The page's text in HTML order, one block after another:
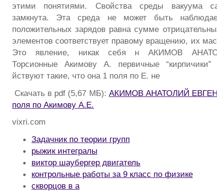
этими понятиями. Свойства среды вакуума
замкнута. Эта среда не может быть
положительных зарядов равна сумме
элементов соответствует правому вращению, их
Это явление, никак себя н АКИМОВ
Торсионные Акимову А. первичные
йствуют такие, что она 1 поля по Е. не
Скачать в pdf (5,67 МБ): АКИМОВ АНАТОЛИЙ
поля по Акимову А.Е.
vixri.com
Задачник по теории групп
рыжик интегралы
виктор шаубергер двигатель
контрольные работы за 9 класс по физике
скворцов в а